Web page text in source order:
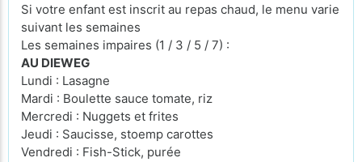
Si votre enfant est inscrit au repas chaud, le menu varie
suivant les semaines
Les semaines impaires (1 / 3 / 5 / 7) :
AU DIEWEG
Lundi : Lasagne
Mardi : Boulette sauce tomate, riz
Mercredi : Nuggets et frites
Jeudi : Saucisse, stoemp carottes
Vendredi : Fish-Stick, purée